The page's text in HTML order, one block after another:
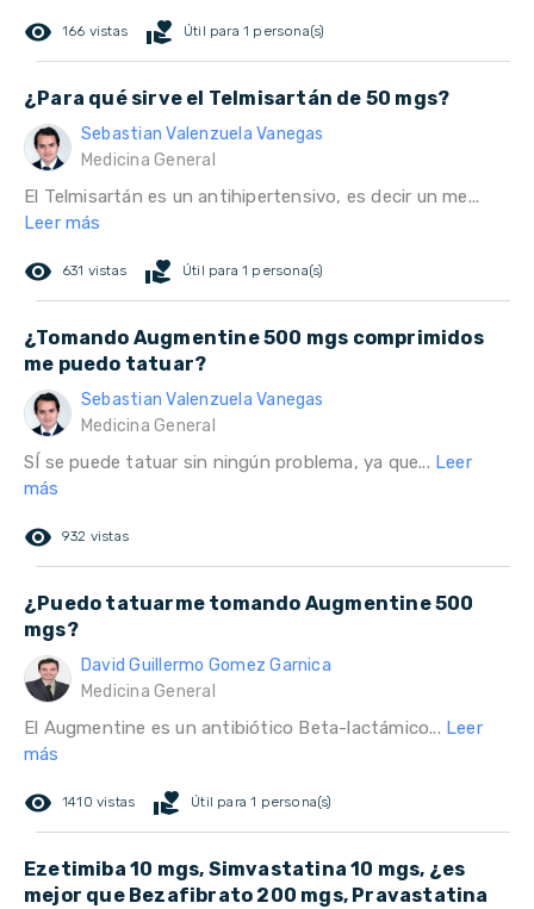
remove_red_eye 166 vistas volunteer_activism Útil para 1 persona(s)
¿Para qué sirve el Telmisartán de 50 mgs?
Sebastian Valenzuela Vanegas
Medicina General
El Telmisartán es un antihipertensivo, es decir un me...
Leer más
remove_red_eye 631 vistas volunteer_activism Útil para 1 persona(s)
¿Tomando Augmentine 500 mgs comprimidos
me puedo tatuar?
Sebastian Valenzuela Vanegas
Medicina General
SÍ se puede tatuar sin ningún problema, ya que... Leer
más
remove_red_eye 932 vistas
¿Puedo tatuarme tomando Augmentine 500
mgs?
David Guillermo Gomez Garnica
Medicina General
El Augmentine es un antibiótico Beta-lactámico... Leer
más
remove_red_eye 1410 vistas volunteer_activism Útil para 1 persona(s)
Ezetimiba 10 mgs, Simvastatina 10 mgs, ¿es
mejor que Bezafibrato 200 mgs, Pravastatina